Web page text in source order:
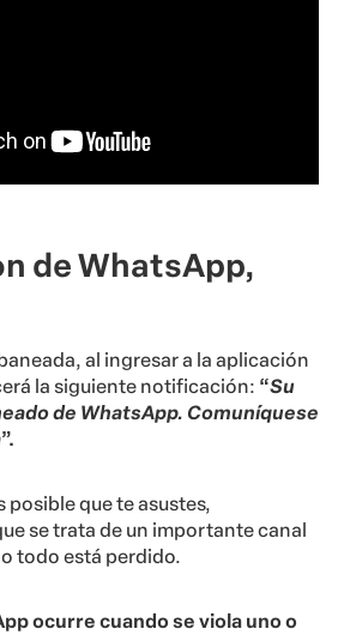
de WhatsApp,
al ingresar a la aplicación
la siguiente notificación: “Su
de WhatsApp. Comuníquese
”.
posible que te asustes,
se trata de un importante canal
todo está perdido.
ocurre cuando se viola uno o